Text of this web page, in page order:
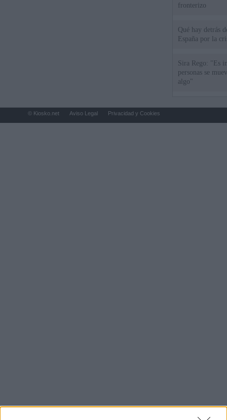
fronterizo
Qué hay detrás
España por la
Sira Rego: "Es
personas se
algo"
© Kiosko.net Aviso Legal Privacidad y Cookies